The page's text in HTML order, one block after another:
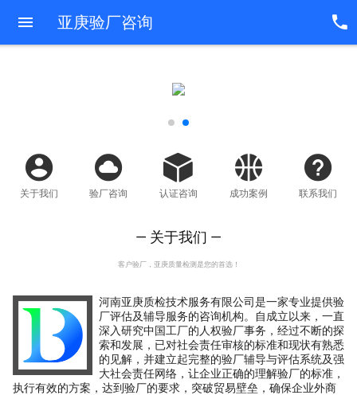
亚庚验厂咨询
关于我们 验厂咨询 认证咨询 成功案例 联系我们
— 关于我们 —
客户验厂，亚庚质量检测是您的首选！
河南亚庚质检技术服务有限公司是一家专业提供验
厂评估及辅导服务的咨询机构。自成立以来，一直
深入研究中国工厂的人权验厂事务，经过不断的探
索和发展，已对社会责任审核的标准和现状有熟悉
的见解，并建立起完整的验厂辅导与评估系统及强
大社会责任网络，让企业正确的理解验厂的标准，
执行有效的方案，达到验厂的要求，突破贸易壁垒，确保企业外商